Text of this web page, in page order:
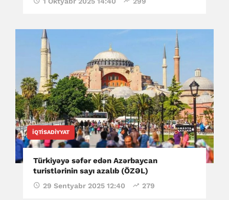
İQTISADIYYAT
Türkiyəyə səfər edən Azərbaycan
turistlərinin sayı azalıb (ÖZƏL)
29 Sentyabr 2025 12:40 279